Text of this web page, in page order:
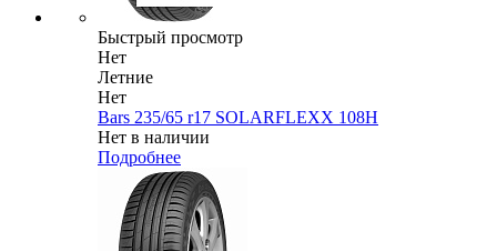
Быстрый просмотр
Нет
Летние
Нет
Bars 235/65 r17 SOLARFLEXX 108H
Нет в наличии
Подробнее